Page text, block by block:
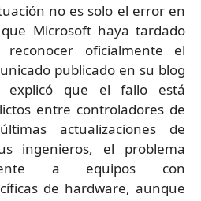
no es solo el error en
Microsoft haya tardado
oficialmente el
publicado en su blog
explicó que el fallo está
entre controladores de
actualizaciones de
ingenieros, el problema
a equipos con
de hardware, aunque